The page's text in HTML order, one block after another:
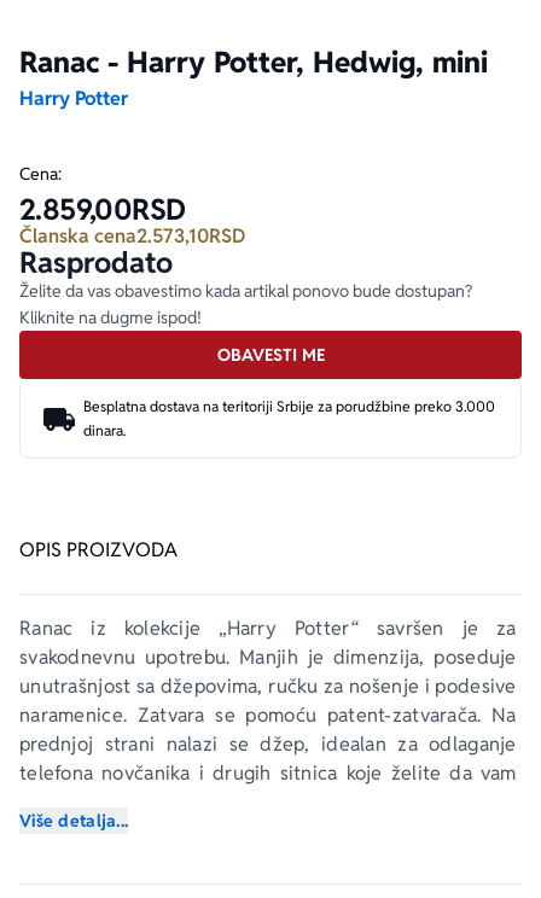
Ranac - Harry Potter, Hedwig, mini
Harry Potter
OPIS PROIZVODA
Ranac iz kolekcije „Harry Potter“ savršen je za
svakodnevnu upotrebu. Manjih je dimenzija, poseduje
unutrašnjost sa džepovima, ručku za nošenje i podesive
naramenice. Zatvara se pomoću patent-zatvarača. Na
prednjoj strani nalazi se džep, idealan za odlaganje
telefona novčanika i drugih sitnica koje želite da vam
Više detalja...
Cena:
2.859,00RSD
Članska cena2.573,10RSD
Rasprodato
Želite da vas obavestimo kada artikal ponovo bude dostupan?
Kliknite na dugme ispod!
OBAVESTI ME
Besplatna dostava na teritoriji Srbije za porudžbine preko 3.000
dinara.
Ekranizovane knjige
E-knjige
Autori
Poezija
Biografija
Bojan Ljubenović
Milica Jakovljević Mir-Jam
Peter Handke
Elif Šafak